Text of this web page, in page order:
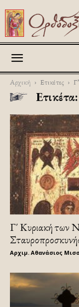
Αρχική Ετικέτες
Γ΄ Κυριακή των
Αρχιμ. Αθανάσιος